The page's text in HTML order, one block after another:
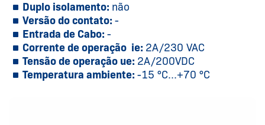
Duplo isolamento: não
Versão do contato: -
Entrada de Cabo: -
Corrente de operação ie: 2A/230 VAC
Tensão de operação ue: 2A/200VDC
Temperatura ambiente: -15 °C...+70 °C